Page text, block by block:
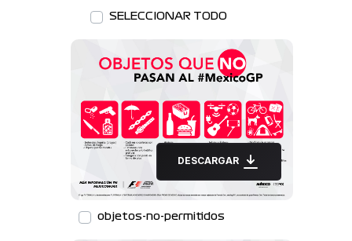
SELECCIONAR TODO
DESCARGAR
objetos-no-permitidos